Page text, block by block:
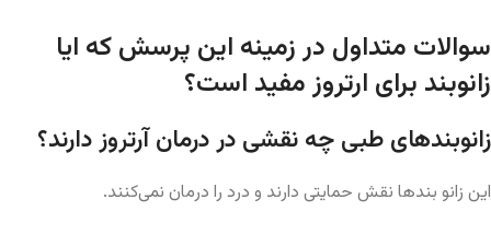
سوالات متداول در زمینه این پرسش که ایا
زانوبند برای ارتروز مفید است؟
زانوبندهای طبی چه نقشی در درمان آرتروز دارند؟
این زانو بندها نقش حمایتی دارند و درد را درمان نمی‌کنند.